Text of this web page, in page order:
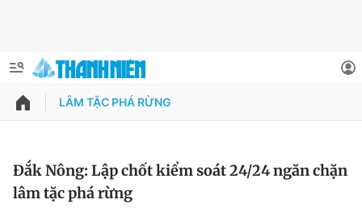
QUẢNG CÁO
Thông tin tài khoản
Đổi mật khẩu
LÂM TẶC PHÁ RỪNG
Đắk Nông: Lập chốt kiểm soát 24/24 ngăn chặn
lâm tặc phá rừng